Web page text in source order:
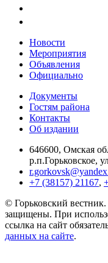
Новости
Мероприятия
Объявления
Официально
Документы
Гостям района
Контакты
Об издании
646600, Омская
р.п.Горьковское,
+7 (38157) 21167,
© Горьковский
защищены. При
ссылка на сайт
данных на сайте.